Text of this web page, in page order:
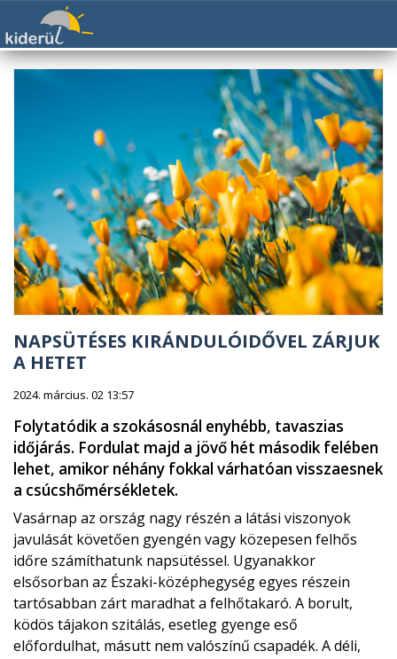
NAPSÜTÉSES KIRÁNDULÓIDŐVEL ZÁRJUK
A HETET
2024. március. 02 13:57
Folytatódik a szokásosnál enyhébb, tavaszias
időjárás. Fordulat majd a jövő hét második felében
lehet, amikor néhány fokkal várhatóan visszaesnek
a csúcshőmérsékletek.
Vasárnap az ország nagy részén a látási viszonyok
javulását követően gyengén vagy közepesen felhős
időre számíthatunk napsütéssel. Ugyanakkor
elsősorban az Északi-középhegység egyes részein
tartósabban zárt maradhat a felhőtakaró. A borult,
ködös tájakon szitálás, esetleg gyenge eső
előfordulhat, másutt nem valószínű csapadék. A déli,